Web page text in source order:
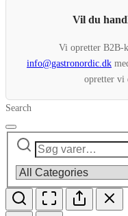
Vil du
Vi opretter B2B-
info@gastronordic.dk
opretter vi
Search
Søg